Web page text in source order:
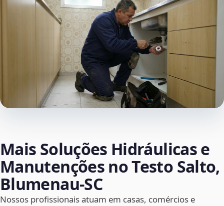
Mais Soluções Hidráulicas e
Manutenções no Testo Salto,
Blumenau‑SC
Nossos profissionais atuam em casas, comércios e